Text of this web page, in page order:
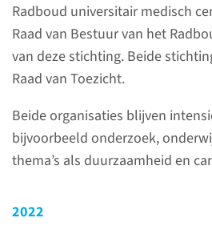
Radboud universitair medisch
Raad van Bestuur van het
van deze stichting. Beide
Raad van Toezicht.
Beide organisaties blijven
bijvoorbeeld onderzoek,
thema’s als duurzaamheid en
2022
Kronieken
geschiedenis van
afzonderlijke